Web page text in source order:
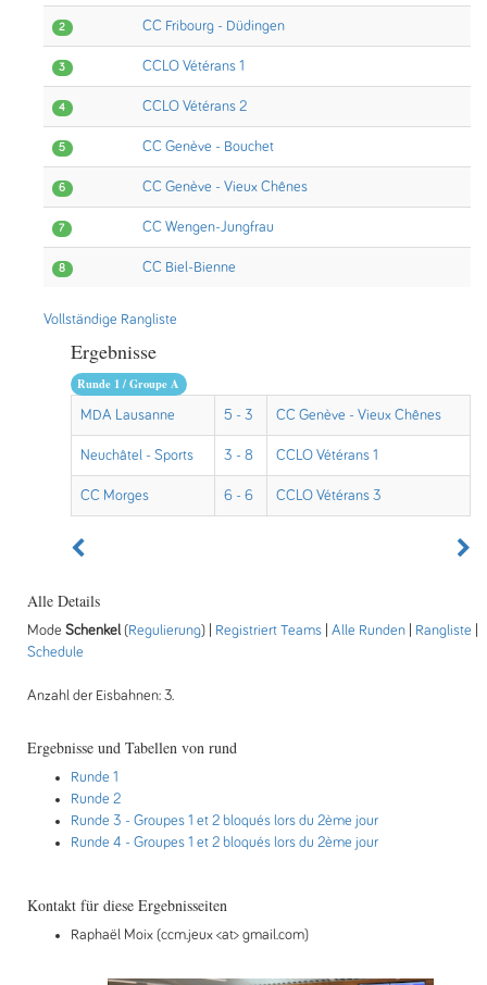
2 CC Fribourg - Düdingen
3 CCLO Vétérans 1
4 CCLO Vétérans 2
5 CC Genève - Bouchet
6 CC Genève - Vieux Chênes
7 CC Wengen-Jungfrau
8 CC Biel-Bienne
Vollständige Rangliste
Ergebnisse
Runde 1 / Groupe A
MDA Lausanne 5 - 3 CC Genève - Vieux Chênes
Neuchâtel - Sports 3 - 8 CCLO Vétérans 1
CC Morges 6 - 6 CCLO Vétérans 3
Alle Details
Mode Schenkel(Regulierung) | Registriert Teams Alle Runden Rangliste
Schedule
Anzahl der Eisbahnen: 3.
Ergebnisse und Tabellen von rund
Runde 1
Runde 2
Runde 3 - Groupes 1 et 2 bloqués lors du 2ème jour
Runde 4 - Groupes 1 et 2 bloqués lors du 2ème jour
Kontakt für diese Ergebnisseiten
Raphaël Moix (ccm.jeux <at> gmail.com)